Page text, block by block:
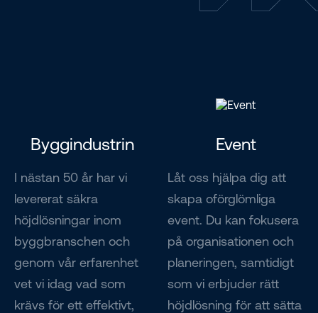
Byggindustrin
I nästan 50 år har vi
levererat säkra
höjdlösningar inom
byggbranschen och
genom vår erfarenhet
vet vi idag vad som
krävs för ett effektivt,
Event
Låt oss hjälpa dig att
skapa oförglömliga
event. Du kan fokusera
på organisationen och
planeringen, samtidigt
som vi erbjuder rätt
höjdlösning för att sätta